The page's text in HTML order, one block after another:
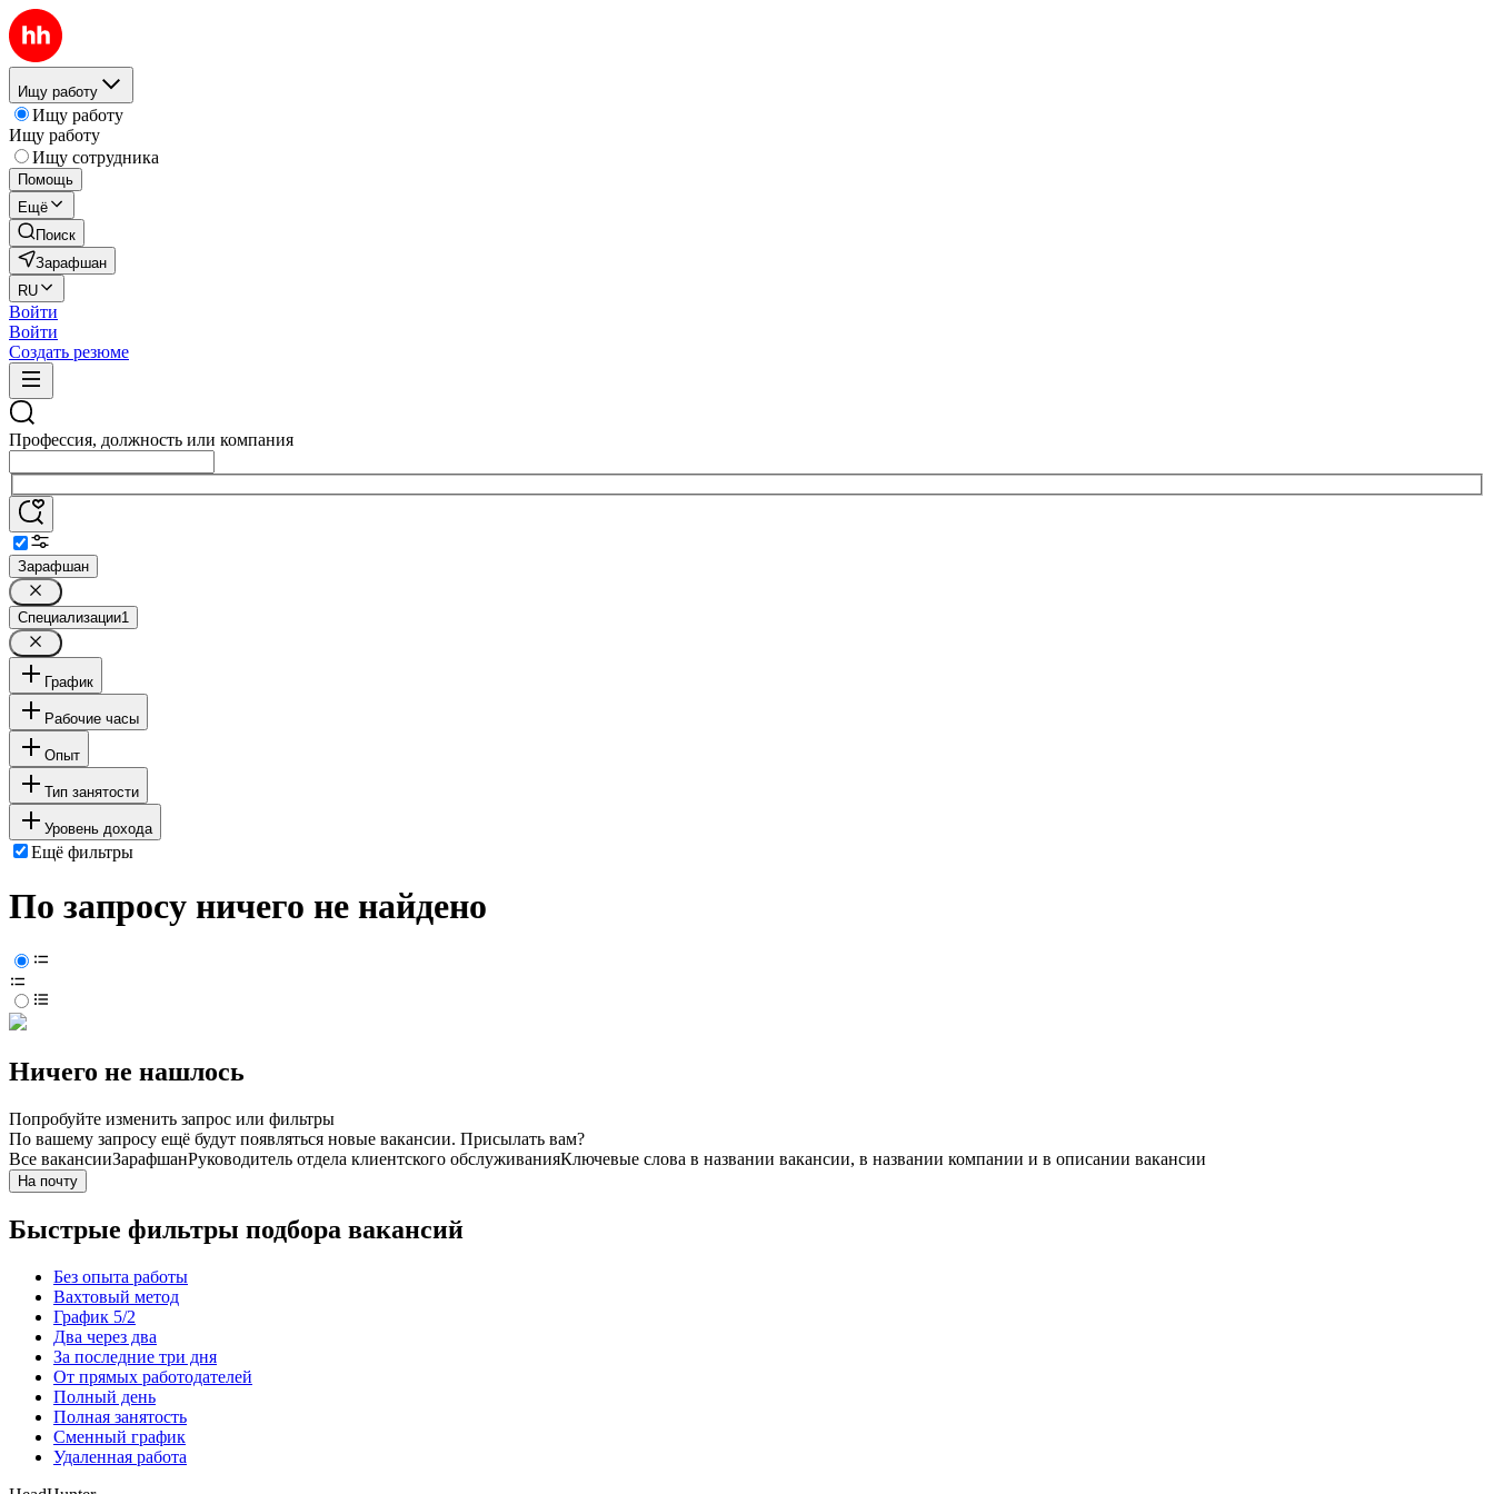
Ищу работу
Ищу работу
Ищу работу
Ищу сотрудника
Помощь
Ещё
Поиск
Зарафшан
RU
Войти
Войти
Создать резюме
Профессия, должность или компания
Зарафшан
Специализации1
График
Рабочие часы
Опыт
Тип занятости
Уровень дохода
Ещё фильтры
По запросу ничего не найдено
Ничего не нашлось
Попробуйте изменить запрос или фильтры
По вашему запросу ещё будут появляться новые вакансии. Присылать вам?
Все вакансииЗарафшанРуководитель отдела клиентского обслуживанияКлючевые слова в названии вакансии, в названии компании и в описании вакансии
На почту
Быстрые фильтры подбора вакансий
Без опыта работы
Вахтовый метод
График 5/2
Два через два
За последние три дня
От прямых работодателей
Полный день
Полная занятость
Сменный график
Удаленная работа